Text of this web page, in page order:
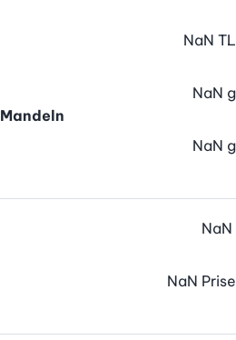
NaN TL
Mandeln
NaN g
NaN g
NaN
NaN Prise